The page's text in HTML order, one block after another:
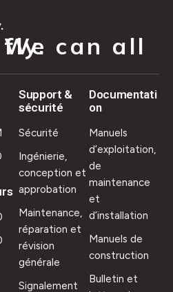
We can all fly.
Support &
sécurité
Sécurité
Ingénierie,
conception et
approbation
Maintenance,
réparation et
révision
générale
Signalement
Documentati
on
Manuels
d’exploitation,
de
maintenance
et
d’installation
Manuels de
construction
Bulletin et